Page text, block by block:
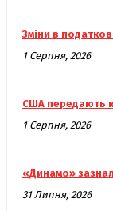
Зміни в
1 Серпня, 2026
США передають
1 Серпня, 2026
«Динамо»
31 Липня, 2026